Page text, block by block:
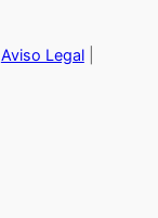
Aviso Legal|